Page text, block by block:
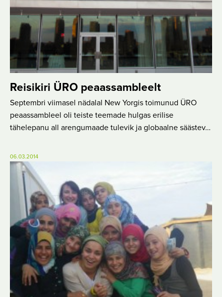
Reisikiri ÜRO peaassambleelt
Septembri viimasel nädalal New Yorgis toimunud ÜRO
peaassambleel oli teiste teemade hulgas erilise
tähelepanu all arengumaade tulevik ja globaalne säästev…
06.03.2014